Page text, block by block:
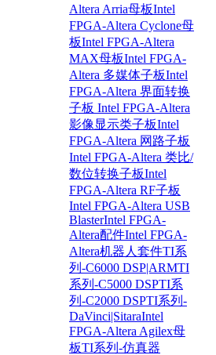
Altera Arria母板Intel
FPGA-Altera Cyclone母
板Intel FPGA-Altera
MAX母板Intel FPGA-
Altera 多媒体子板Intel
FPGA-Altera 界面转换
子板 Intel FPGA-Altera
影像显示类子板Intel
FPGA-Altera 网路子板
Intel FPGA-Altera 类比/
数位转换子板Intel
FPGA-Altera RF子板
Intel FPGA-Altera USB
BlasterIntel FPGA-
Altera配件Intel FPGA-
Altera机器人套件TI系
列-C6000 DSP|ARMTI
系列-C5000 DSPTI系
列-C2000 DSPTI系列-
DaVinci|SitaraIntel
FPGA-Altera Agilex母
板TI系列-仿真器